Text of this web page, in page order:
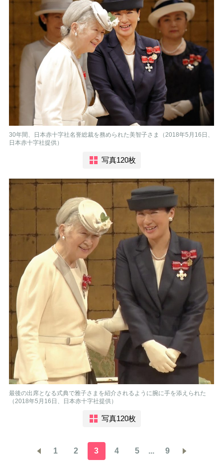
30年間、日本赤十字社名誉総裁を務められた美智子さま（2018年5月16日、
日本赤十字社提供）
写真120枚
最後の出席となる式典で雅子さまを紹介されるように腕に手を添えられた
（2018年5月16日、日本赤十字社提供）
写真120枚
1 2 3 4 5 ... 9